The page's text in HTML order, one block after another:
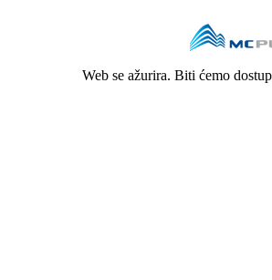
Web se ažurira. Biti ćemo